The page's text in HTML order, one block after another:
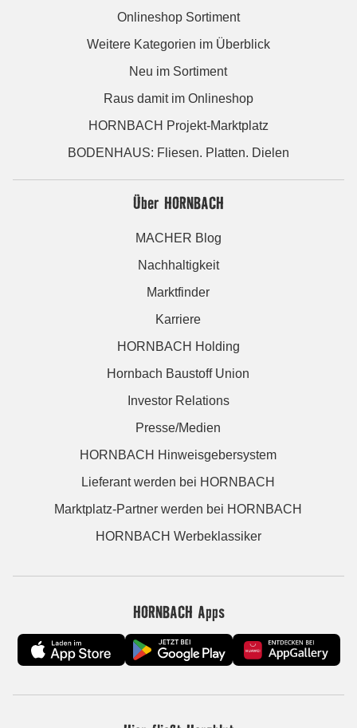
Onlineshop Sortiment
Weitere Kategorien im Überblick
Neu im Sortiment
Raus damit im Onlineshop
HORNBACH Projekt-Marktplatz
BODENHAUS: Fliesen. Platten. Dielen
Über HORNBACH
MACHER Blog
Nachhaltigkeit
Marktfinder
Karriere
HORNBACH Holding
Hornbach Baustoff Union
Investor Relations
Presse/Medien
HORNBACH Hinweisgebersystem
Lieferant werden bei HORNBACH
Marktplatz-Partner werden bei HORNBACH
HORNBACH Werbeklassiker
HORNBACH Apps